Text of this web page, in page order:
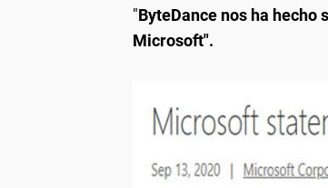
"ByteDance nos ha hecho
Microsoft".